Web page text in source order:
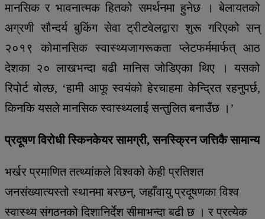
मानसिक र भावनात्मक हितको समर्थनमा हुनेछ । बेलायतको
अग्रणी सौन्दर्य बुकिंग सेवा ट्रीटवेलद्वारा शुरू गरिएको सन्
२०१९ कोमानसिक स्वास्थ्यजागरूकता प्लेटफर्ममार्फत् आठ
देशका २० लाखभन्दा बढी मानिस जोडिएका थिए । यसको
रिपोर्ट बोल्छ, ‘हामी आफू स्वयंको हेरचाहमा केन्द्रित रहनुपर्छ,
किनकि यसले मानसिक स्वास्थ्यलाई सन्तुलित बनाउँछ ।’
प्रदूषण विरोधी स्किनकेयर सामग्री, सनस्क्रिन जत्तिकै सामान्य
भर्खर प्रमाणित तत्थ्यांकले विश्वको केही प्रतिशत
जनसंख्यात्यस्तो स्थानमा बस्छन्, जहाँवायु प्रदूषणका विश्व
स्वास्थ्य संगठनको दिशानिर्देश सीमाभन्दा बढी छ । र प्रत्येक